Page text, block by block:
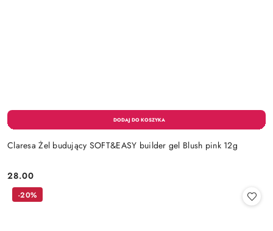
Claresa Żel budujący SOFT&EASY builder gel Blush pink 12g
Cena:
28.00
-20%